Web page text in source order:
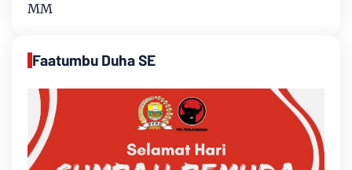
MM
Faatumbu Duha SE